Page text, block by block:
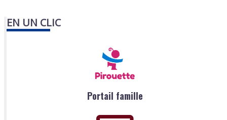
EN UN CLIC
Portail famille